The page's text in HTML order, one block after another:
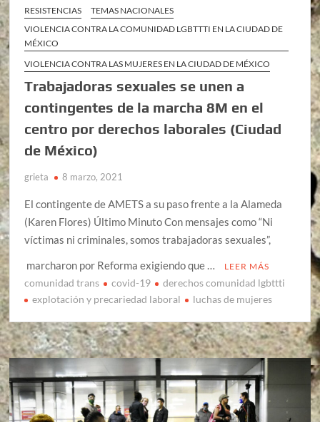
RESISTENCIAS
TEMAS NACIONALES
VIOLENCIA CONTRA LA COMUNIDAD LGBTTTI EN LA CIUDAD DE
MÉXICO
VIOLENCIA CONTRA LAS MUJERES EN LA CIUDAD DE MÉXICO
Trabajadoras sexuales se unen a
contingentes de la marcha 8M en el
centro por derechos laborales (Ciudad
de México)
grieta 8 marzo, 2021
El contingente de AMETS a su paso frente a la Alameda
(Karen Flores) Último Minuto Con mensajes como “Ni
víctimas ni criminales, somos trabajadoras sexuales”,
marcharon por Reforma exigiendo que …
LEER MÁS
comunidad trans covid-19
derechos comunidad lgbttti
explotación y precariedad laboral
luchas de mujeres